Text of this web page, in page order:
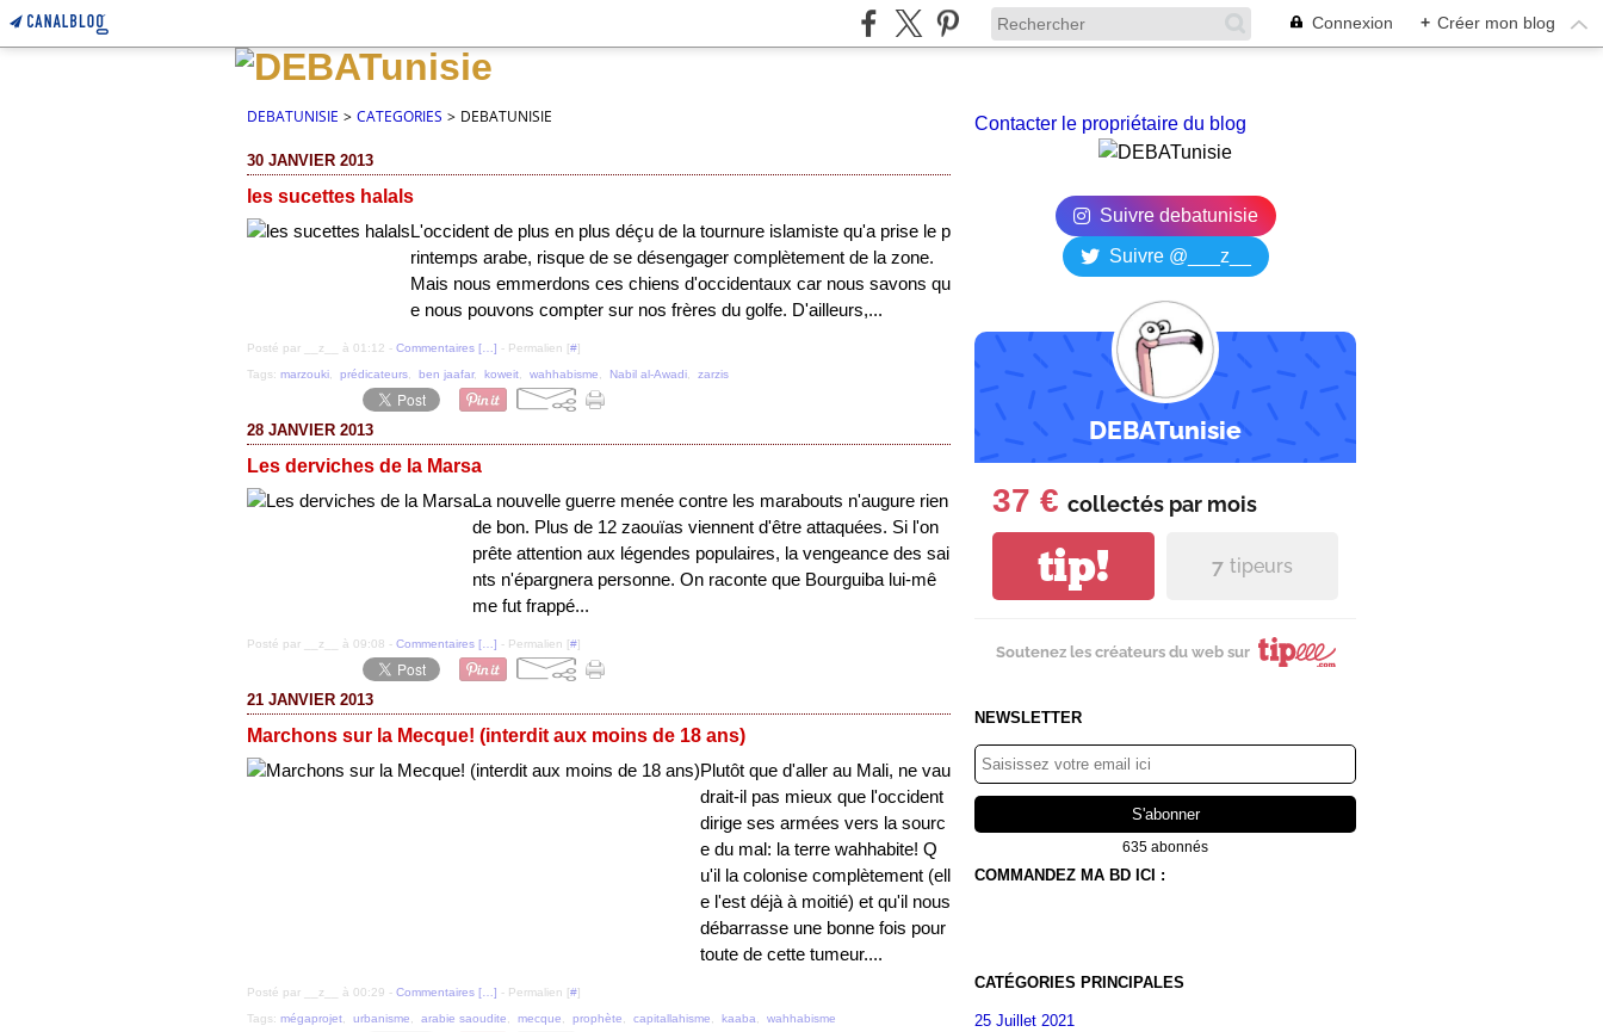
Connexion + Créer mon blog
DEBATUNISIE > CATEGORIES > DEBATUNISIE
30 JANVIER 2013
les sucettes halals
L'occident de plus en plus déçu de la tournure islamiste qu'a prise le p
rintemps arabe, risque de se désengager complètement de la zone.
Mais nous emmerdons ces chiens d'occidentaux car nous savons qu
e nous pouvons compter sur nos frères du golfe. D'ailleurs,...
Posté par __z__ à 01:12 - Commentaires [ ] - Permalien [#]
Tags: marzouki prédicateurs ben jaafar, koweit wahhabisme Nabil al-Awadi zarzis
28 JANVIER 2013
Les derviches de la Marsa
La nouvelle guerre menée contre les marabouts n'augure rien
de bon. Plus de 12 zaouïas viennent d'être attaquées. Si l'on
prête attention aux légendes populaires, la vengeance des sai
nts n'épargnera personne. On raconte que Bourguiba lui-mê
me fut frappé...
Posté par __z__ à 09:08 - Commentaires [ ] - Permalien [#]
21 JANVIER 2013
Marchons sur la Mecque! (interdit aux moins de 18 ans)
Plutôt que d'aller au Mali, ne vau
drait-il pas mieux que l'occident
dirige ses armées vers la sourc
e du mal: la terre wahhabite! Q
u'il la colonise complètement (ell
e l'est déjà à moitié) et qu'il nous
débarrasse une bonne fois pour
toute de cette tumeur....
Posté par __z__ à 00:29 - Commentaires [ ] - Permalien [#]
Tags: mégaprojet urbanisme arabie saoudite mecque prophète capitallahisme kaaba wahhabisme
Contacter le propriétaire du blog
Suivre debatunisie
Suivre @___z__
DEBATunisie
37 € collectés par mois
tip! 7 tipeurs
Soutenez les créateurs du web sur
NEWSLETTER
635 abonnés
COMMANDEZ MA BD ICI :
CATÉGORIES PRINCIPALES
25 Juillet 2021